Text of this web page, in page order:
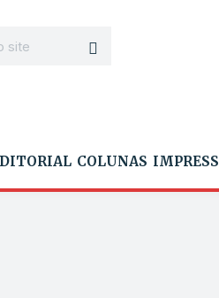
COLUNAS